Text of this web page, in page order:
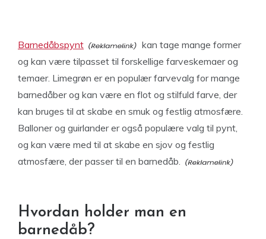
Barnedåbspynt
kan tage mange former
og kan være tilpasset til forskellige farveskemaer og
temaer. Limegrøn er en populær farvevalg for mange
barnedåber og kan være en flot og stilfuld farve, der
kan bruges til at skabe en smuk og festlig atmosfære.
Balloner og guirlander er også populære valg til pynt,
og kan være med til at skabe en sjov og festlig
atmosfære, der passer til en barnedåb.
Hvordan holder man en
barnedåb?